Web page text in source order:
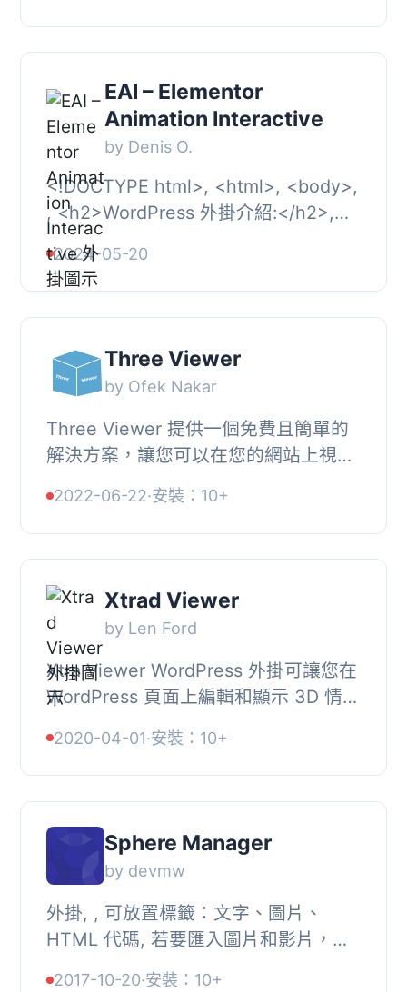
EAI – Elementor
Animation Interactive
by Denis O.
<!DOCTYPE html>, <html>, <body>,
, <h2>WordPress 外掛介紹:</h2>,
<p>透過令人驚豔的 ThreeJS 動畫增
強 Elementor。...
2024-05-20
Three Viewer
by Ofek Nakar
Three Viewer 提供一個免費且簡單的
解決方案，讓您可以在您的網站上視覺
編輯器，您可以輕鬆編輯並添加燈光或
地面物件等...
2022-06-22·安裝：10+
Xtrad Viewer
by Len Ford
Xtra Viewer WordPress 外掛可讓您在
WordPress 頁面上編輯和顯示 3D 情
從簡單的 3D 文字標題、真正的 3D
Slider 或完整...
2020-04-01·安裝：10+
Sphere Manager
by devmw
外掛, , 可放置標籤：文字、圖片、
HTML 代碼, 若要匯入圖片和影片，你
2017-10-20·安裝：10+